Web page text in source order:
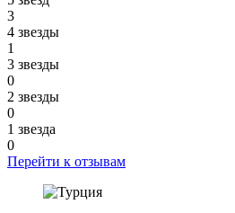
3
4 звезды
1
3 звезды
0
2 звезды
0
1 звезда
0
Перейти к отзывам